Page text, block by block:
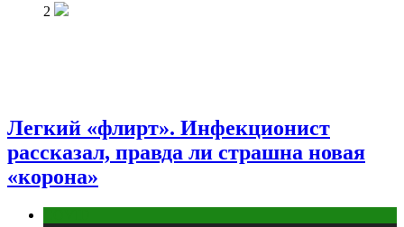
2
Легкий «флирт». Инфекционист
рассказал, правда ли страшна новая
«корона»